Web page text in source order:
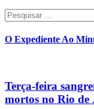
Pesquisar
por:
O Expediente Ao
Terça-feira
mortos no Rio de